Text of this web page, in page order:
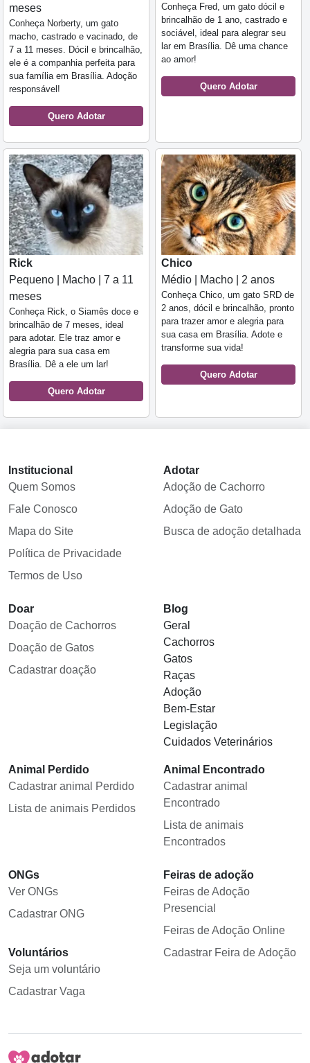
meses
Conheça Norberty, um gato
macho, castrado e vacinado, de
7 a 11 meses. Dócil e brincalhão,
ele é a companhia perfeita para
sua família em Brasília. Adoção
responsável!
Quero Adotar
Conheça Fred, um gato dócil e
brincalhão de 1 ano, castrado e
sociável, ideal para alegrar seu
lar em Brasília. Dê uma chance
ao amor!
Quero Adotar
Rick
Pequeno | Macho | 7 a 11
meses
Conheça Rick, o Siamês doce e
brincalhão de 7 meses, ideal
para adotar. Ele traz amor e
alegria para sua casa em
Brasília. Dê a ele um lar!
Quero Adotar
Chico
Médio | Macho | 2 anos
Conheça Chico, um gato SRD de
2 anos, dócil e brincalhão, pronto
para trazer amor e alegria para
sua casa em Brasília. Adote e
transforme sua vida!
Quero Adotar
Institucional
Quem Somos
Fale Conosco
Mapa do Site
Política de Privacidade
Termos de Uso
Adotar
Adoção de Cachorro
Adoção de Gato
Busca de adoção detalhada
Doar
Doação de Cachorros
Doação de Gatos
Cadastrar doação
Blog
Geral
Cachorros
Gatos
Raças
Adoção
Bem-Estar
Legislação
Cuidados Veterinários
Animal Perdido
Cadastrar animal Perdido
Lista de animais Perdidos
Animal Encontrado
Cadastrar animal
Encontrado
Lista de animais
Encontrados
ONGs
Ver ONGs
Cadastrar ONG
Voluntários
Seja um voluntário
Cadastrar Vaga
Feiras de adoção
Feiras de Adoção
Presencial
Feiras de Adoção Online
Cadastrar Feira de Adoção